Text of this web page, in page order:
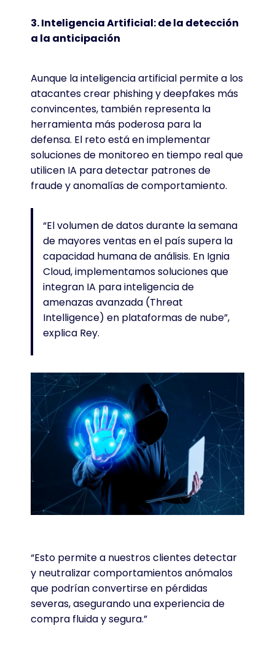
3. Inteligencia Artificial: de la detección
a la anticipación
Aunque la inteligencia artificial permite a los
atacantes crear phishing y deepfakes más
convincentes, también representa la
herramienta más poderosa para la
defensa. El reto está en implementar
soluciones de monitoreo en tiempo real que
utilicen IA para detectar patrones de
fraude y anomalías de comportamiento.
“El volumen de datos durante la semana
de mayores ventas en el país supera la
capacidad humana de análisis. En Ignia
Cloud, implementamos soluciones que
integran IA para inteligencia de
amenazas avanzada (Threat
Intelligence) en plataformas de nube”,
explica Rey.
“Esto permite a nuestros clientes detectar
y neutralizar comportamientos anómalos
que podrían convertirse en pérdidas
severas, asegurando una experiencia de
compra fluida y segura.”